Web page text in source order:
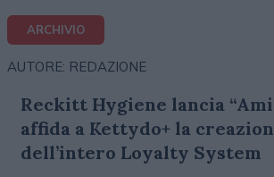
ARCHIVIO
AUTORE: REDAZIONE
Reckitt Hygiene lancia
affida a Kettydo+ la
dell’intero Loyalty System